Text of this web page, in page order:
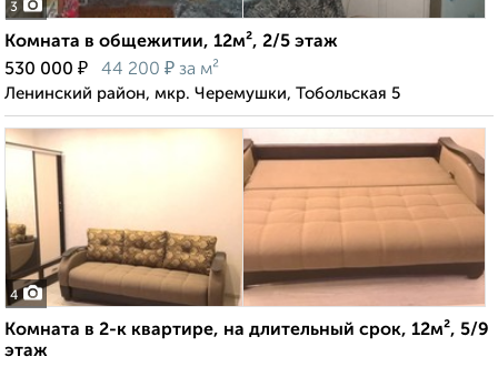
3
Комната в общежитии, 12м², 2/5 этаж
530 000 ₽ 44 200 ₽ за м²
Ленинский район, мкр. Черемушки, Тобольская 5
4
Комната в 2-к квартире, на длительный срок, 12м², 5/9
этаж